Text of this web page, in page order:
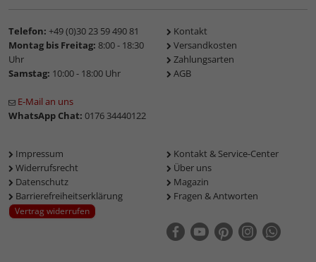
Telefon: +49 (0)30 23 59 490 81
Montag bis Freitag: 8:00 - 18:30
Uhr
Samstag: 10:00 - 18:00 Uhr
E-Mail an uns
WhatsApp Chat: 0176 34440122
Kontakt
Versandkosten
Zahlungsarten
AGB
Impressum
Widerrufsrecht
Datenschutz
Barrierefreiheitserklärung
Vertrag widerrufen
Kontakt & Service-Center
Über uns
Magazin
Fragen & Antworten